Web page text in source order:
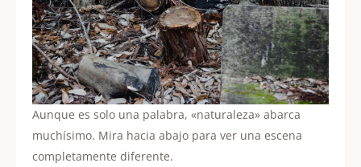
Aunque es solo una palabra, «naturaleza» abarca
muchísimo. Mira hacia abajo para ver una escena
completamente diferente.